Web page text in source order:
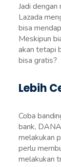
Jadi
Lazada
bisa
Meskipun
akan tetapi
bisa gratis?
Lebih
Coba
bank,
melakukan
perlu
melakukan